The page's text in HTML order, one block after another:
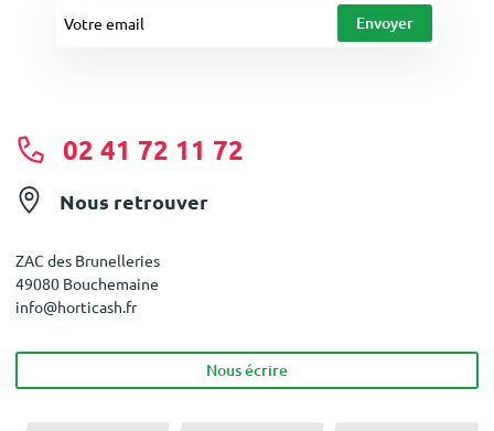
02 41 72 11 72
Nous retrouver
ZAC des Brunelleries
49080 Bouchemaine
info@horticash.fr
Nous écrire